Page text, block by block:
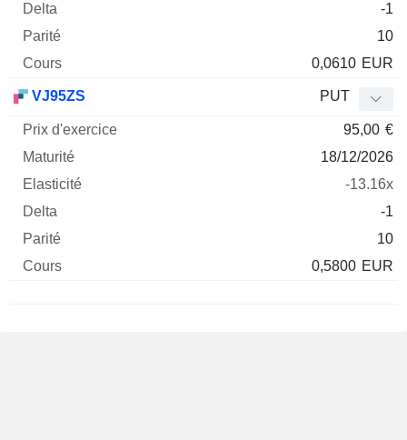
-1
10
0,0610 EUR
VJ95ZS PUT
95,00 €
18/12/2026
-13.16x
-1
10
0,5800 EUR